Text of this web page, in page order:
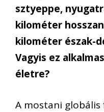
sztyeppe,
kilométer
kilométer észak-
Vagyis ez
életre?
A mostani